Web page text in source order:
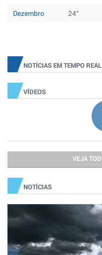
Dezembro
24°
NOTÍCIAS EM TEMPO REAL
VÍDEOS
VEJA
NOTÍCIAS